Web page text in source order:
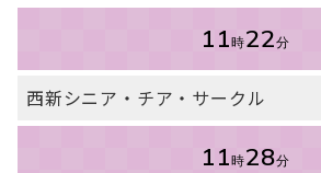
11時22分
西新シニア・チア・サークル
11時28分